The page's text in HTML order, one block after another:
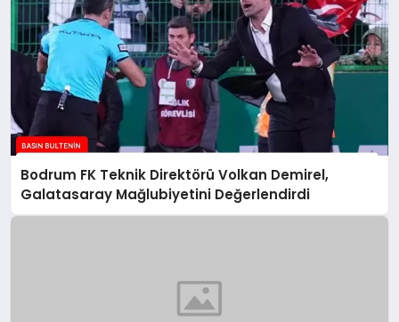
Bodrum FK Teknik Direktörü Volkan Demirel,
Galatasaray Mağlubiyetini Değerlendirdi